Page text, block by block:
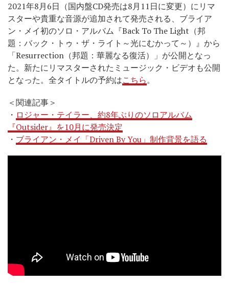
2021年8月6日（国内盤CD発売は8月11日に変更）にリマ
スターや貴重な音源が追加されて発売される、ブライア
ン・メイ初のソロ・アルバム『Back To The Light（邦
題：バック・トゥ・ザ・ライト～光にむかって～）』から
「Resurrection（邦題：華麗なる復活）」が公開となっ
た。新たにリマスターされたミュージック・ビデオも公開
となった。全タイトルの予約はこちら。
＜関連記事＞
・ ロジャー・テイラー、約8年ぶりのソロアルバム
『Outsider』を10月に発売決定
・ ブライアン・メイ「Driven By You」制作背景を語る